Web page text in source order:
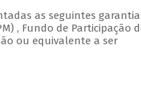
as seguintes
, Fundo de Participação
ou equivalente a ser